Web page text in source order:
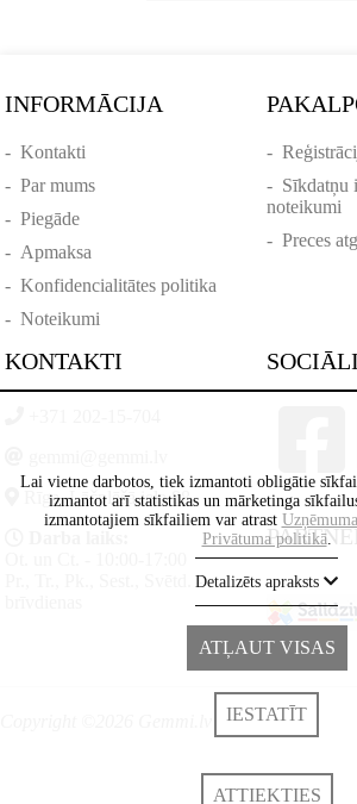
INFORMĀCIJA
-Kontakti
-Par mums
-Piegāde
- Apmaksa
-Konfidencialitātes politika
-Noteikumi
-
- Sīkdatņu
noteikumi
- Preces
KONTAKTI
Rīga, Lāčplēšā iela 88
Pr., Tr., Pk., Sest., Svētd. -
Lai vietne darbotos, tiek izmantoti obligātie
izmantot arī statistikas un mārketinga
izmantotajiem sīkfailiem var atrast
Privātuma politikā.
Detalizēts apraksts
ATĻAUT VISAS
IESTATĪT
ATTIEKTIES